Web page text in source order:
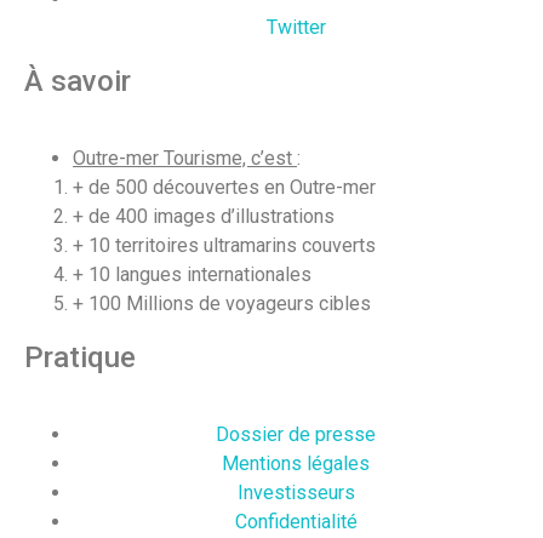
Twitter
À savoir
Outre-mer Tourisme, c’est :
+ de 500 découvertes en Outre-mer
+ de 400 images d’illustrations
+ 10 territoires ultramarins couverts
+ 10 langues internationales
+ 100 Millions de voyageurs cibles
Pratique
Dossier de presse
Mentions légales
Investisseurs
Confidentialité